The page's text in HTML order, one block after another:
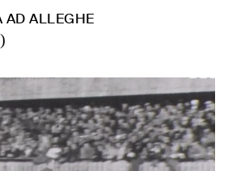
ALLEGHE